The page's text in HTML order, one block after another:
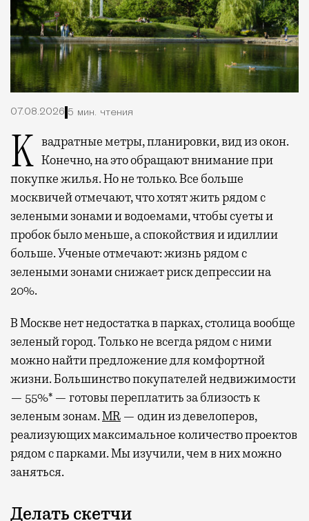
07.08.2026 5 мин. чтения
Квадратные метры, планировки, вид из окон. Конечно, на это обращают внимание при
покупке жилья. Но не только. Все больше
москвичей отмечают, что хотят жить рядом с
зелеными зонами и водоемами, чтобы суеты и
пробок было меньше, а спокойствия и идиллии
больше. Ученые отмечают: жизнь рядом с
зелеными зонами снижает риск депрессии на
20%.
В Москве нет недостатка в парках, столица вообще
зеленый город. Только не всегда рядом с ними
можно найти предложение для комфортной
жизни. Большинство покупателей недвижимости
— 55%* — готовы переплатить за близость к
зеленым зонам.MR — один из девелоперов,
реализующих максимальное количество проектов
рядом с парками. Мы изучили, чем в них можно
заняться.
Делать скетчи